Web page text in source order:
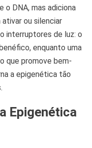
o DNA, mas adiciona
ativar ou silenciar
interruptores de luz: o
enquanto uma
que promove bem-
a epigenética tão
Epigenética